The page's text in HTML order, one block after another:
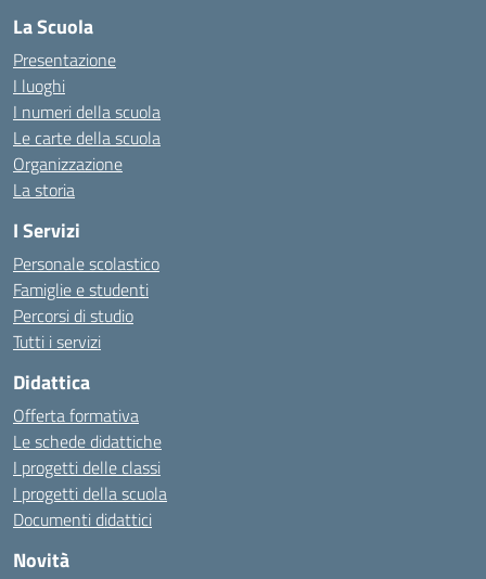
La Scuola
Presentazione
I luoghi
I numeri della scuola
Le carte della scuola
Organizzazione
La storia
I Servizi
Personale scolastico
Famiglie e studenti
Percorsi di studio
Tutti i servizi
Didattica
Offerta formativa
Le schede didattiche
I progetti delle classi
I progetti della scuola
Documenti didattici
Novità